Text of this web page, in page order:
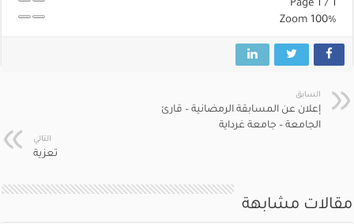
Page 1 / 1
Zoom 100%
السابق
إعلان عن المسابقة الرمضانية – قارئ
الجامعة – جامعة غرداية
التالي
تعزية
مقالات مشابهة